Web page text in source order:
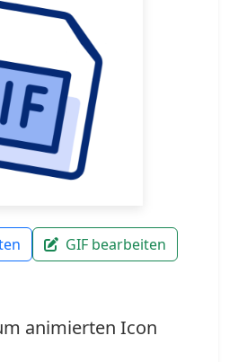
GIF bearbeiten
animierten Icon